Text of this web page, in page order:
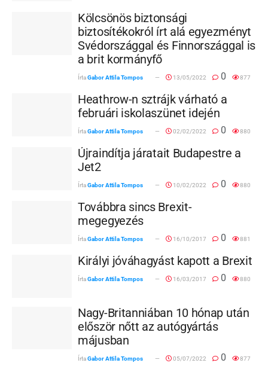
Kölcsönös biztonsági
biztosítékokról írt alá egyezményt
Svédországgal és Finnországgal is
a brit kormányfő
ÍrtaGabor Attila Tompos 13/05/2022 0 877
Heathrow-n sztrájk várható a
februári iskolaszünet idején
ÍrtaGabor Attila Tompos 02/02/2022 0 880
Újraindítja járatait Budapestre a
Jet2
ÍrtaGabor Attila Tompos 10/02/2022 0 880
Továbbra sincs Brexit-
megegyezés
ÍrtaGabor Attila Tompos 16/10/2017 0 881
Királyi jóváhagyást kapott a Brexit
ÍrtaGabor Attila Tompos 16/03/2017 0 880
Nagy-Britanniában 10 hónap után
először nőtt az autógyártás
májusban
ÍrtaGabor Attila Tompos 05/07/2022 0 877